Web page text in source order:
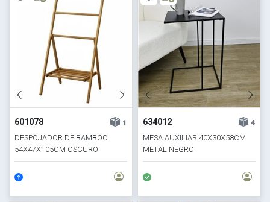
601078
1
DESPOJADOR DE BAMBOO
54X47X105CM OSCURO
634012
4
MESA AUXILIAR 40X30X58CM
METAL NEGRO